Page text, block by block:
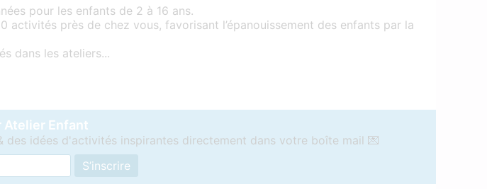
pour les enfants de 2 à 16 ans.
près de chez vous, favorisant l’épanouissement des enfants par la
dans les ateliers...
Enfant
idées d'activités inspirantes directement dans votre boîte mail 💌